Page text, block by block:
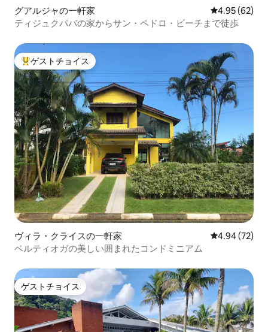
グアルジャの一軒家 レビュー62
4.95 (62)
ティジュクパバの家からサン・ペドロ・ビーチまで徒歩
大好評のゲストチョイスです。
ゲストチョイス
ヴィラ・クライスの一軒家 レビュー72
4.94 (72)
ベルティオガの美しい囲まれたコンドミニアム
ゲストチョイス
ゲストチョイス